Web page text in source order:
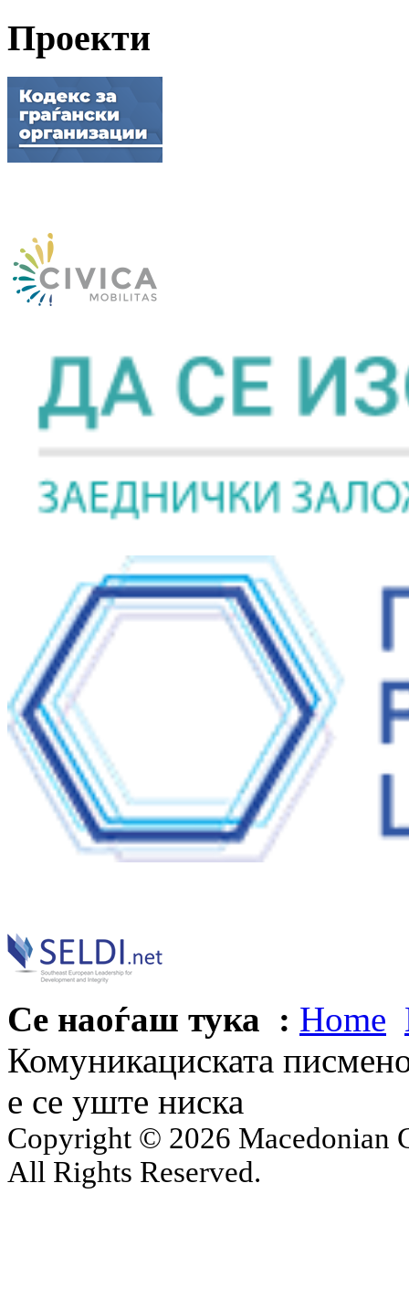
Проекти
Се наоѓаш тука : Home
Комуникациската
е се уште ниска
Copyright © 2026 Macedonian
All Rights Reserved.